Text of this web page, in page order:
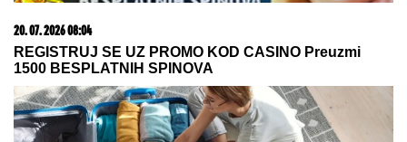
20. 07. 2026 08:04
REGISTRUJ SE UZ PROMO KOD CASINO Preuzmi
1500 BESPLATNIH SPINOVA